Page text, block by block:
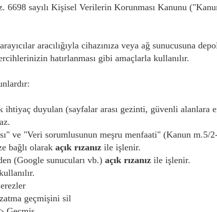
sayılı Kişisel Verilerin Korunması Kanunu
aracılığıyla cihazınıza veya ağ sunucusuna
hatırlanması gibi amaçlarla kullanılır.
ihtiyaç duyulan (sayfalar arası gezinti, güvenli
ve "Veri sorumlusunun meşru menfaati" (Kanun m.5/
bağlı olarak açık rızanız ile işlenir.
(Google sunucuları vb.) açık rızanız ile işlenir.
geçmişini sil